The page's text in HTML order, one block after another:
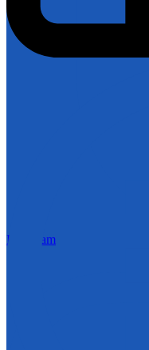
Instagram